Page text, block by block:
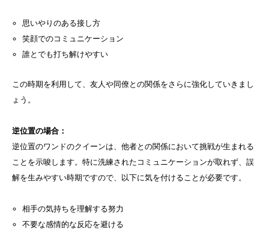
思いやりのある接し方
笑顔でのコミュニケーション
誰とでも打ち解けやすい
この時期を利用して、友人や同僚との関係をさらに強化していきまし
ょう。
逆位置の場合：
逆位置のワンドのクイーンは、他者との関係において挑戦が生まれる
ことを示唆します。特に洗練されたコミュニケーションが取れず、誤
解を生みやすい時期ですので、以下に気を付けることが必要です。
相手の気持ちを理解する努力
不要な感情的な反応を避ける